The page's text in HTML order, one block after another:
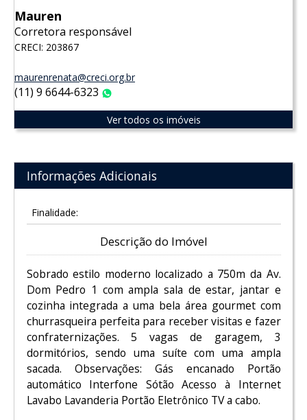
Mauren
Corretora responsável
CRECI: 203867
maurenrenata@creci.org.br
(11) 9 6644-6323
Ver todos os imóveis
Informações Adicionais
Finalidade:
Descrição do Imóvel
Sobrado estilo moderno localizado a 750m da Av.
Dom Pedro 1 com ampla sala de estar, jantar e
cozinha integrada a uma bela área gourmet com
churrasqueira perfeita para receber visitas e fazer
confraternizações. 5 vagas de garagem, 3
dormitórios, sendo uma suíte com uma ampla
sacada. Observações: Gás encanado Portão
automático Interfone Sótão Acesso à Internet
Lavabo Lavanderia Portão Eletrônico TV a cabo.